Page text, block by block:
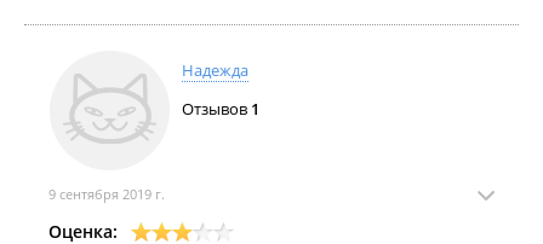
Надежда
Отзывов 1
9 сентября 2019 г.
Оценка: